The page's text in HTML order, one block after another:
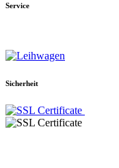
Service
Sicherheit